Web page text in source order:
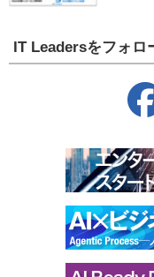
IT Leadersをフォロ